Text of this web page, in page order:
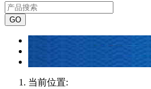
当前位置: